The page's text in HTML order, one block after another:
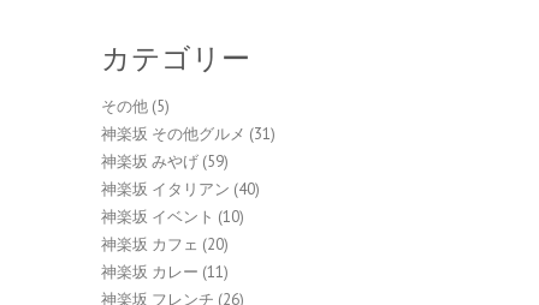
カテゴリー
その他 (5)
神楽坂 その他グルメ (31)
神楽坂 みやげ (59)
神楽坂 イタリアン (40)
神楽坂 イベント (10)
神楽坂 カフェ (20)
神楽坂 カレー (11)
神楽坂 フレンチ (26)